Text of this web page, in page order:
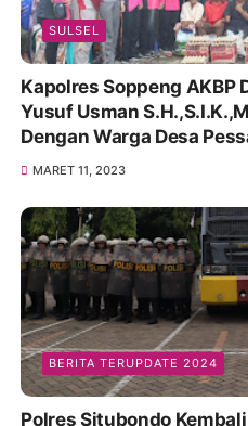
SULSEL
Kapolres Soppeng AKBP
Yusuf Usman
Dengan Warga Desa
MARET 11, 2023
BERITA TERUPDATE 2024
Polres Situbondo